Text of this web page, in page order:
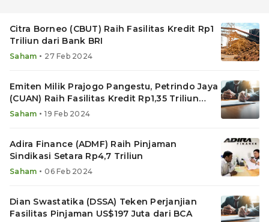
Citra Borneo (CBUT) Raih Fasilitas Kredit Rp1
Triliun dari Bank BRI
Saham • 27 Feb 2024
Emiten Milik Prajogo Pangestu, Petrindo Jaya
(CUAN) Raih Fasilitas Kredit Rp1,35 Triliun
dari BNI
Saham • 19 Feb 2024
Adira Finance (ADMF) Raih Pinjaman
Sindikasi Setara Rp4,7 Triliun
Saham • 06 Feb 2024
Dian Swastatika (DSSA) Teken Perjanjian
Fasilitas Pinjaman US$197 Juta dari BCA